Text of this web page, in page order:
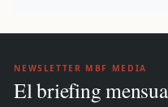
NEWSLETTER MBF MEDIA
El briefing